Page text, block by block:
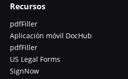
Recursos
pdfFiller
Aplicación móvil DocHub
pdfFiller
US Legal Forms
SignNow